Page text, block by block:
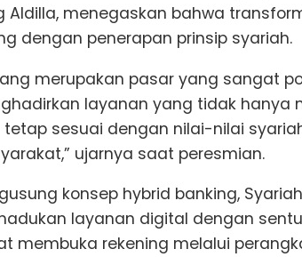
Aldilla, menegaskan bahwa
dengan penerapan prinsip syariah.
merupakan pasar yang sangat
layanan yang tidak hanya
tetap sesuai dengan nilai-nilai
ujarnya saat peresmian.
konsep hybrid banking,
layanan digital dengan
membuka rekening melalui